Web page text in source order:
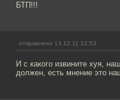
БТП!!!
отправлено 13.12.11 12:53
И с какого извините хуя,
должен, есть мнение это